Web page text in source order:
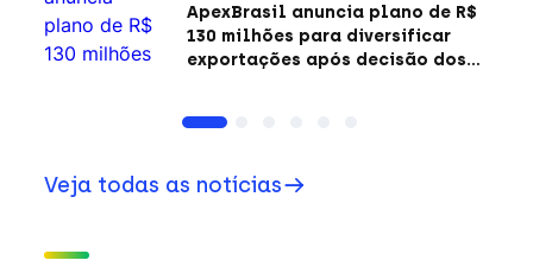
ApexBrasil anuncia plano de R$
130 milhões para diversificar
exportações após decisão dos
Veja todas as notícias